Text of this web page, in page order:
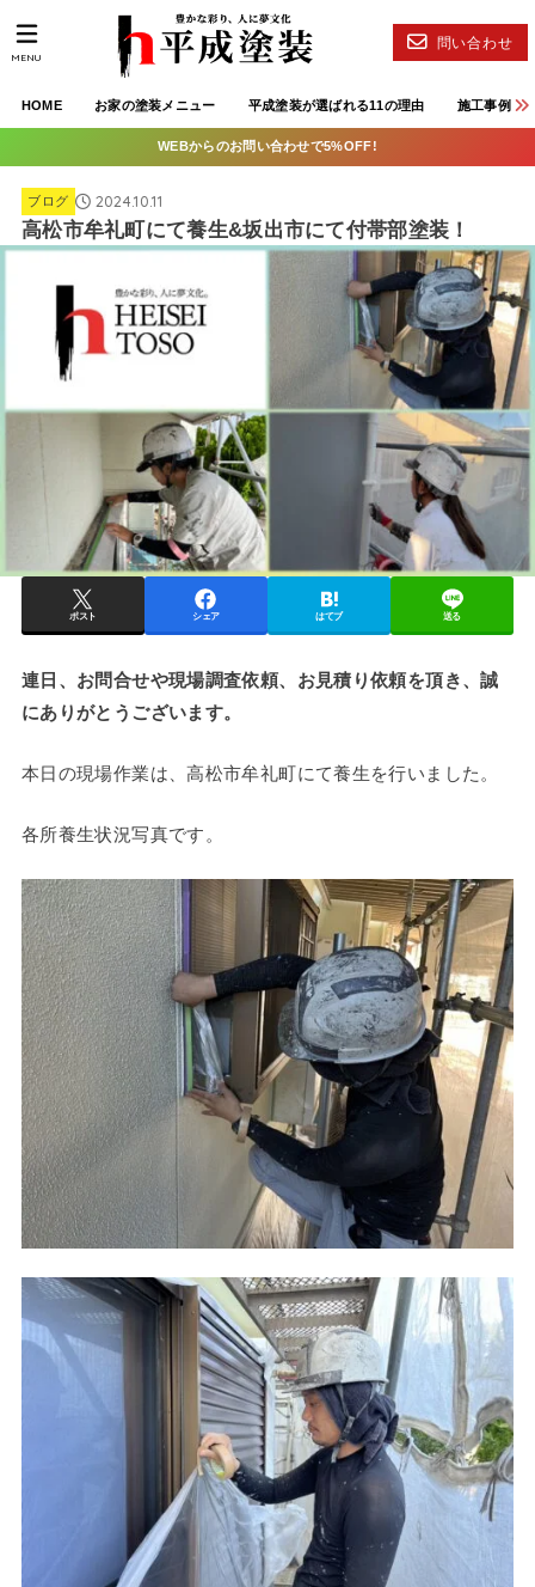
HOME お家の塗装メニュー 平成塗装が選ばれる11の理由 施工事例
問い合わせ
MENU
WEBからのお問い合わせで5%OFF!
ブログ 2024.10.11
高松市牟礼町にて養生&坂出市にて付帯部塗装！
ポスト シェア はてブ 送る
連日、お問合せや現場調査依頼、お見積り依頼を頂き、誠
にありがとうございます。
本日の現場作業は、高松市牟礼町にて養生を行いました。
各所養生状況写真です。